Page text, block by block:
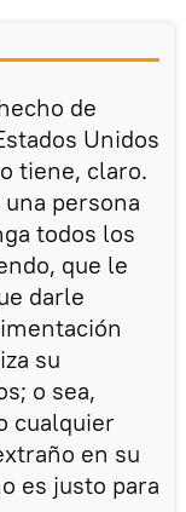
de
Unidos
tiene, claro.
persona
todos los
que le
darle
su
o sea,
cualquier
en su
es justo para